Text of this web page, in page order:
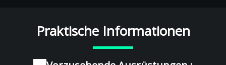
Praktische Informationen